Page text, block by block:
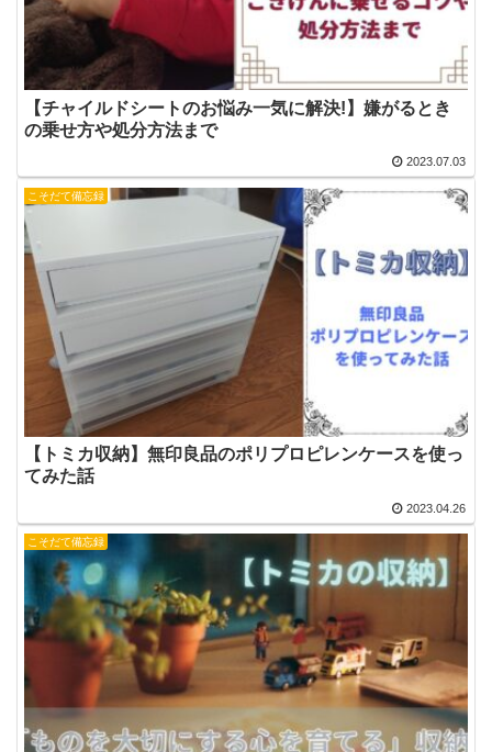
【チャイルドシートのお悩み一気に解決!】嫌がるとき
の乗せ方や処分方法まで
2023.07.03
こそだて備忘録
【トミカ収納】無印良品のポリプロピレンケースを使っ
てみた話
2023.04.26
こそだて備忘録